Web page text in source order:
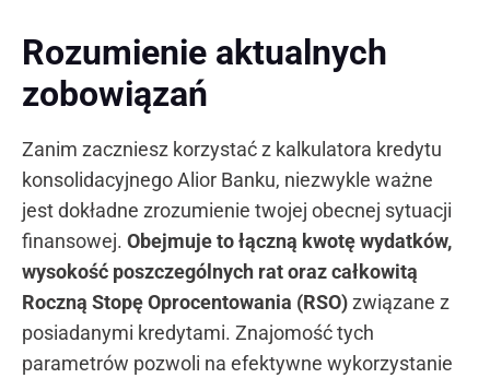
Rozumienie aktualnych
zobowiązań
Zanim zaczniesz korzystać z kalkulatora kredytu
konsolidacyjnego Alior Banku, niezwykle ważne
jest dokładne zrozumienie twojej obecnej sytuacji
finansowej. Obejmuje to łączną kwotę wydatków,
wysokość poszczególnych rat oraz całkowitą
Roczną Stopę Oprocentowania (RSO)związane z
posiadanymi kredytami. Znajomość tych
parametrów pozwoli na efektywne wykorzystanie